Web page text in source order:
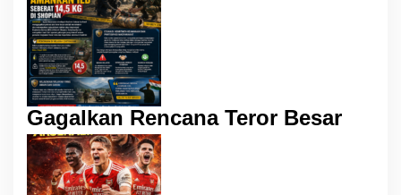
Gagalkan Rencana Teror Besar